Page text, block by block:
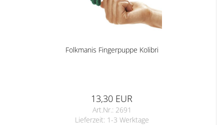
Folkmanis Fingerpuppe Kolibri
13,30 EUR
Art.Nr.: 2691
Lieferzeit: 1-3 Werktage